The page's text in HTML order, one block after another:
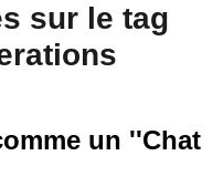
sur le tag
un ''Chat